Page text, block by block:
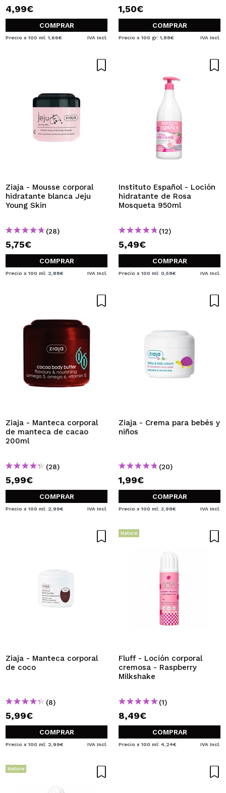
4,99€
COMPRAR
Precio x 100 ml: 1,66€ IVA Incl.
1,50€
COMPRAR
Precio x 100 gr: 1,88€ IVA Incl.
Ziaja - Mousse corporal
hidratante blanca Jeju
Young Skin
(28)
5,75€
COMPRAR
Precio x 100 ml: 2,88€ IVA Incl.
Instituto Español - Loción
hidratante de Rosa
Mosqueta 950ml
(12)
5,49€
COMPRAR
Precio x 100 ml: 0,58€ IVA Incl.
Ziaja - Manteca corporal
de manteca de cacao
200ml
(28)
5,99€
COMPRAR
Precio x 100 ml: 2,99€ IVA Incl.
Ziaja - Crema para bebés y
niños
(20)
1,99€
COMPRAR
Precio x 100 ml: 3,98€ IVA Incl.
Ziaja - Manteca corporal
de coco
(8)
5,99€
COMPRAR
Precio x 100 ml: 2,99€ IVA Incl.
Nature
Fluff - Loción corporal
cremosa - Raspberry
Milkshake
(1)
8,49€
COMPRAR
Precio x 100 ml: 4,24€ IVA Incl.
Nature